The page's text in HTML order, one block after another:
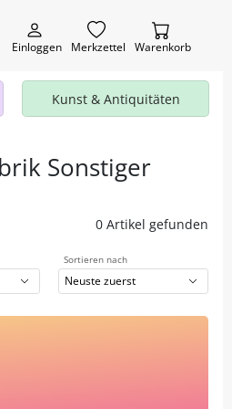
Einloggen Merkzettel Warenkorb
Kunst & Antiquitäten
Sonstiger
0 Artikel gefunden
Sortieren nach
Neuste zuerst